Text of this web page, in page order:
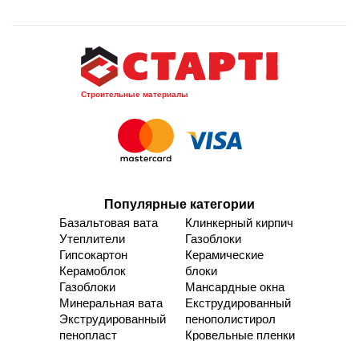
Строительные материалы
Популярные категории
Базальтовая вата
Утеплители
Гипсокартон
Керамоблок
Газоблоки
Минеральная вата
Экструдированный
пенопласт
Клинкерный кирпич
Газоблоки
Керамические
блоки
Мансардные окна
Екструдированный
пенополистирол
Кровельные пленки